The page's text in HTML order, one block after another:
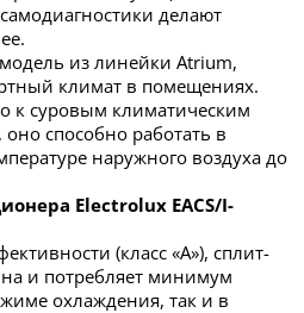
делают
из линейки Atrium,
климат в помещениях.
к суровым климатическим
способно работать в
наружного воздуха до
Electrolux EACS/I-
(класс «А»), сплит-
и потребляет минимум
охлаждения, так и в